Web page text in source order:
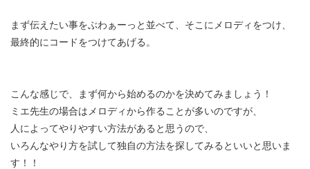
まず伝えたい事をぶわぁーっと並べて、そこにメロディをつけ、
最終的にコードをつけてあげる。
こんな感じで、まず何から始めるのかを決めてみましょう！
ミエ先生の場合はメロディから作ることが多いのですが、
人によってやりやすい方法があると思うので、
いろんなやり方を試して独自の方法を探してみるといいと思いま
す！！